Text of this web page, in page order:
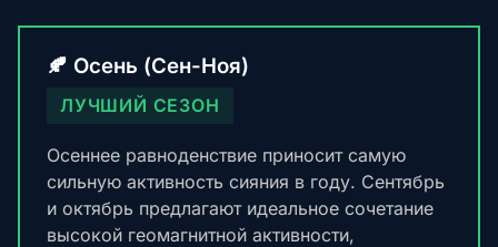
🍂 Осень (Сен-Ноя)
ЛУЧШИЙ СЕЗОН
Осеннее равноденствие приносит самую
сильную активность сияния в году. Сентябрь
и октябрь предлагают идеальное сочетание
высокой геомагнитной активности,